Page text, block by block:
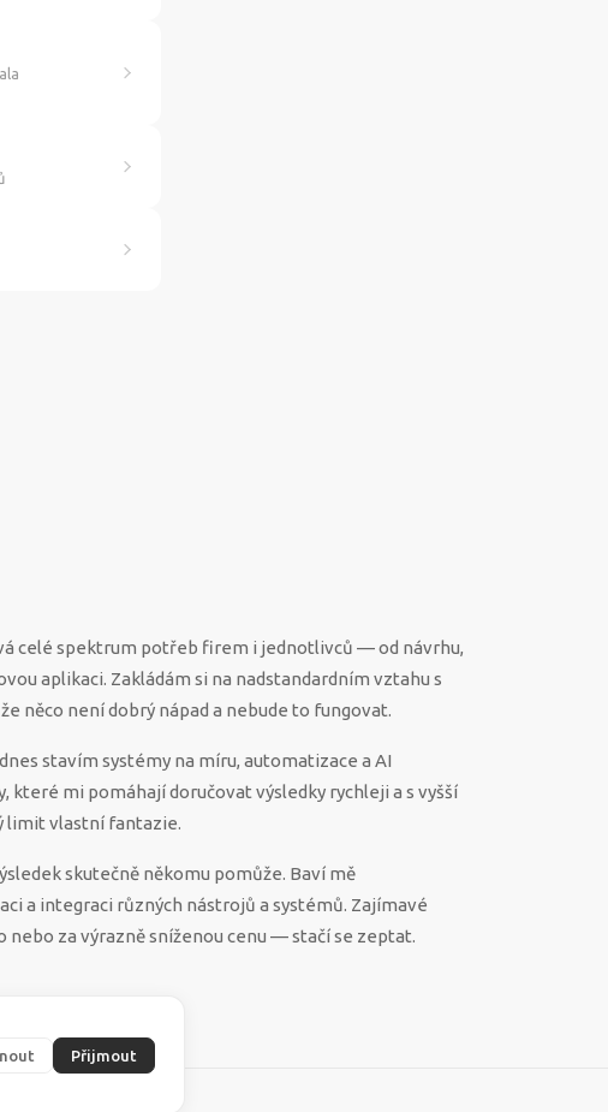
celé spektrum potřeb firem i jednotlivců — od návrhu,
aplikaci. Zakládám si na nadstandardním vztahu s
něco není dobrý nápad a nebude to fungovat.
stavím systémy na míru, automatizace a AI
které mi pomáhají doručovat výsledky rychleji a s vyšší
limit vlastní fantazie.
skutečně někomu pomůže. Baví mě
a integraci různých nástrojů a systémů. Zajímavé
za výrazně sníženou cenu — stačí se zeptat.
Přijmout